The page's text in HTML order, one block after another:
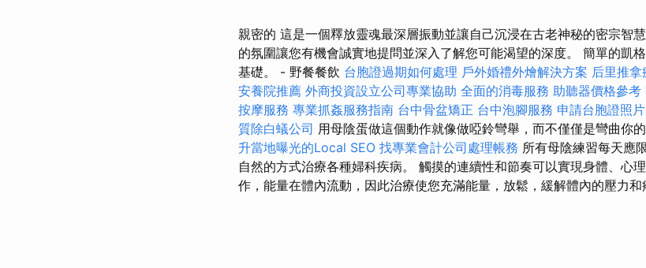
親密的 這是一個釋放靈魂最深層振動並讓自己沉浸在古老神秘的密宗智
的氛圍讓您有機會誠實地提問並深入了解您可能渴望的深度。 簡單的凱
基礎。 - 野餐餐飲 台胞證過期如何處理 戶外婚禮外燴解決方案 后里推拿
安養院推薦 外商投資設立公司專業協助 全面的消毒服務 助聽器價格參考
按摩服務 專業抓姦服務指南 台中骨盆矯正 台中泡腳服務 申請台胞證照
質除白蟻公司 用母陰蛋做這個動作就像做啞鈴彎舉，而不僅僅是彎曲你
升當地曝光的Local SEO 找專業會計公司處理帳務 所有母陰練習每天應
自然的方式治療各種婦科疾病。 觸摸的連續性和節奏可以實現身體、心
作，能量在體內流動，因此治療使您充滿能量，放鬆，緩解體內的壓力和